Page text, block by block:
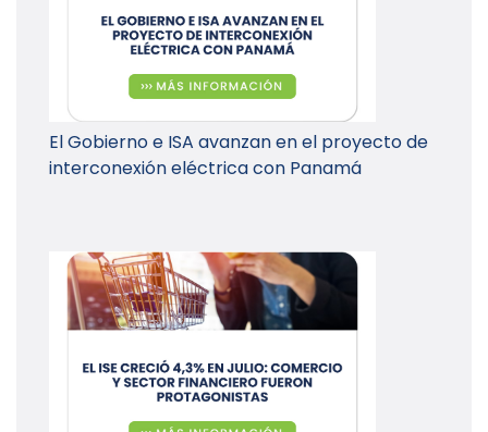
El Gobierno e ISA avanzan en el proyecto de
interconexión eléctrica con Panamá